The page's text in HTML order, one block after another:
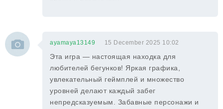
ayamaya13149 15 December 2025 10:02
Эта игра — настоящая находка для
любителей бегунков! Яркая графика,
увлекательный геймплей и множество
уровней делают каждый забег
непредсказуемым. Забавные персонажи и